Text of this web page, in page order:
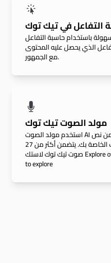
التفاعل في تيك توك
باستخدام حاسبة التفاعل
الذي يحصل عليه المحتوى
مع الجمهور.
مولد الصوت تيك توك
استخدم مولد الصوت AI تيك توك لدينا لتوليد صوت من نص
إلى كلام لفيديوهات تيك توك الخاصة بك. يتضمن أكثر من 27
صوت تيك توك لاستك Explore over 27 TikTok Voices for you
to explore